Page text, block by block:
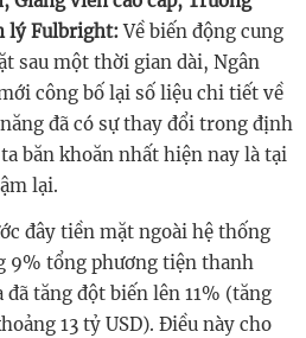
lý Fulbright: Về biến động cung
sau một thời gian dài, Ngân
công bố lại số liệu chi tiết về
đã có sự thay đổi trong định
băn khoăn nhất hiện nay là tại
lại.
đây tiền mặt ngoài hệ thống
9% tổng phương tiện thanh
tăng đột biến lên 11% (tăng
13 tỷ USD). Điều này cho